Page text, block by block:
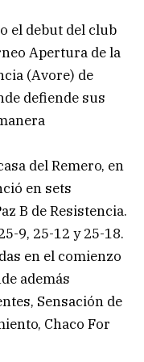
el debut del club
Apertura de la
(Avore) de
defiende sus
del Remero, en
en sets
B de Resistencia.
9, 25-12 y 25-18.
en el comienzo
además
Sensación de
Chaco For